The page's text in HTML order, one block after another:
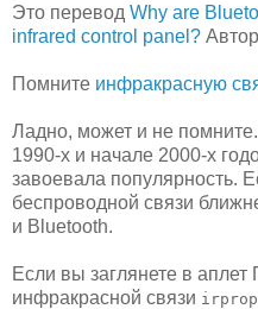
Это перевод Why are
infrared control panel?
Помните инфракрасную
Ладно, может и не
1990-х и начале 2000-х
завоевала популярность.
беспроводной связи
и Bluetooth.
Если вы заглянете в
инфракрасной связи